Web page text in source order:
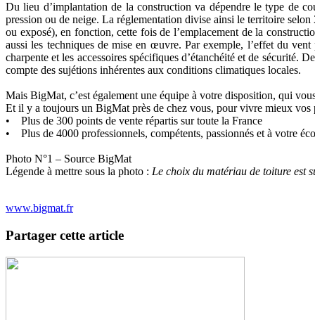
Du lieu d’implantation de la construction va dépendre le type de
pression ou de neige. La réglementation divise ainsi le territoire
ou exposé), en fonction, cette fois de l’emplacement de la
aussi les techniques de mise en œuvre. Par exemple, l’effet du
charpente et les accessoires spécifiques d’étanchéité et de sécurité.
compte des sujétions inhérentes aux conditions climatiques locales.
Mais BigMat, c’est également une équipe à votre disposition, qui
Et il y a toujours un BigMat près de chez vous, pour vivre mieux vos
• Plus de 300 points de vente répartis sur toute la France
• Plus de 4000 professionnels, compétents, passionnés et à votre
Photo N°1 – Source BigMat
Légende à mettre sous la photo : Le choix du matériau de toiture est
www.bigmat.fr
Partager cette article